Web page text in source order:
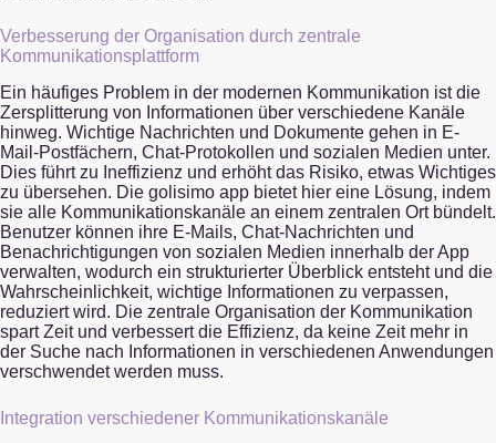
Verbesserung der Organisation durch zentrale
Kommunikationsplattform
Ein häufiges Problem in der modernen Kommunikation ist die
Zersplitterung von Informationen über verschiedene Kanäle
hinweg. Wichtige Nachrichten und Dokumente gehen in E-
Mail-Postfächern, Chat-Protokollen und sozialen Medien unter.
Dies führt zu Ineffizienz und erhöht das Risiko, etwas Wichtiges
zu übersehen. Die golisimo app bietet hier eine Lösung, indem
sie alle Kommunikationskanäle an einem zentralen Ort bündelt.
Benutzer können ihre E-Mails, Chat-Nachrichten und
Benachrichtigungen von sozialen Medien innerhalb der App
verwalten, wodurch ein strukturierter Überblick entsteht und die
Wahrscheinlichkeit, wichtige Informationen zu verpassen,
reduziert wird. Die zentrale Organisation der Kommunikation
spart Zeit und verbessert die Effizienz, da keine Zeit mehr in
der Suche nach Informationen in verschiedenen Anwendungen
verschwendet werden muss.
Integration verschiedener Kommunikationskanäle